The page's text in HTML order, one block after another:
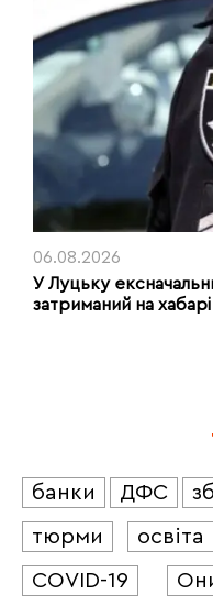
06.08.2026
У Луцьку
затриманий на
банки ДФС
тюрми
освіта
COVID-19